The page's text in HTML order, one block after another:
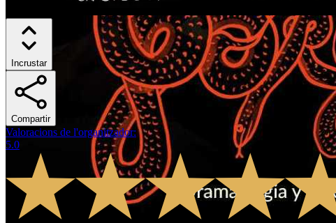
Incrustar
Compartir
Valoracions de l'organitzador:
5.0